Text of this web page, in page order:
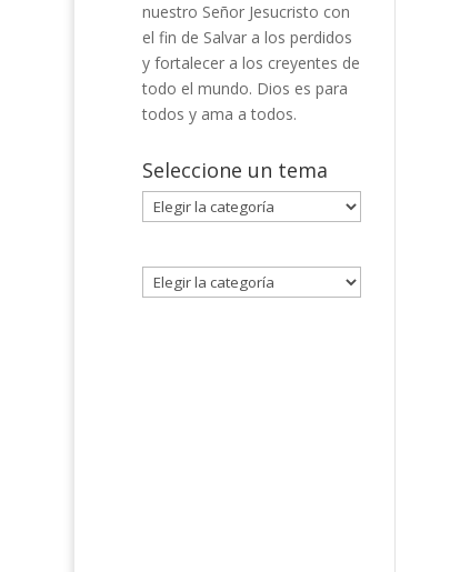
nuestro Señor Jesucristo con
el fin de Salvar a los perdidos
y fortalecer a los creyentes de
todo el mundo. Dios es para
todos y ama a todos.
Seleccione un tema
Seleccione
un